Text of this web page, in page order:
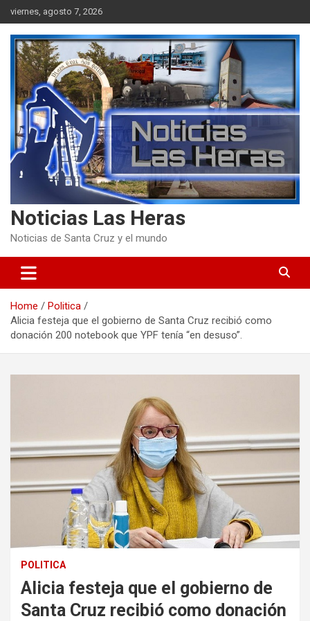
Skip
to
content
viernes, agosto 7, 2026
Noticias Las Heras
Noticias de Santa Cruz y el mundo
Home
Politica
Alicia festeja que el gobierno de Santa Cruz recibió como
donación 200 notebook que YPF tenía “en desuso”.
POLITICA
Alicia festeja que el gobierno de
Santa Cruz recibió como donación